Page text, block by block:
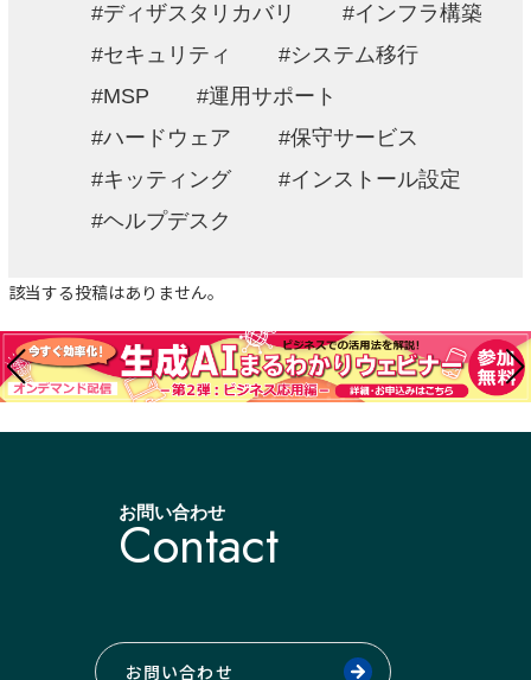
ディザスタリカバリ
インフラ構築
セキュリティ
システム移行
MSP
運用サポート
ハードウェア
保守サービス
キッティング
インストール設定
ヘルプデスク
該当する投稿はありません。
お問い合わせ
Contact
お問い合わせ